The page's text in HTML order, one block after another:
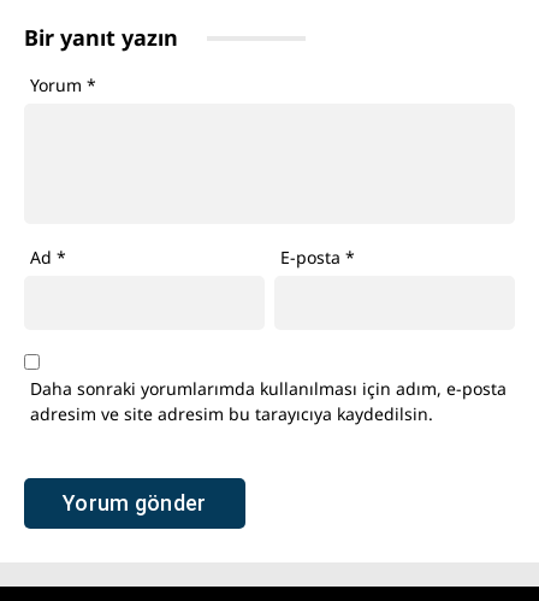
Bir yanıt yazın
Yorum *
Ad * E-posta*
Daha sonraki yorumlarımda kullanılması için adım, e-posta
adresim ve site adresim bu tarayıcıya kaydedilsin.